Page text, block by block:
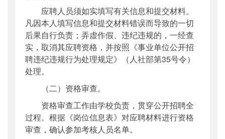
应聘人员须如实填写有关信息和提交材料。
凡因本人填写信息和提交材料错误而导致的一切
后果自行负责；弄虚作假、违纪违规的，一经查
实，取消其应聘资格，并按照《事业单位公开招
聘违纪违规行为处理规定》（人社部第35号令）
处理。
（二）资格审查。
资格审查工作由学校负责，贯穿公开招聘全
过程。根据《岗位信息表》对应聘材料进行资格
审查，确认参加考核人员名单。